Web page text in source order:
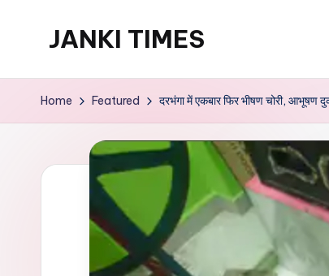
JANKI TIMES
Hindi
Portal
Home Featured दरभंगा में एकबार फिर भीषण चोरी, आभूषण